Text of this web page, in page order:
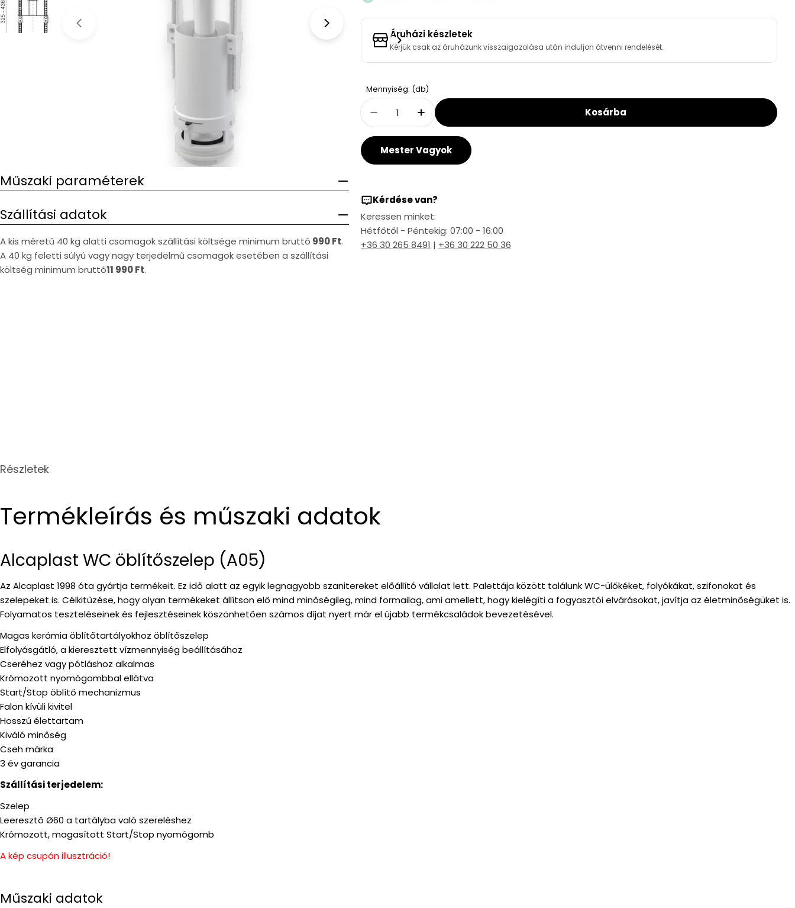
Open media 0 in modal Open media 1 in modal
Műszaki paraméterek
Szállítási adatok
A kis méretű 40 kg alatti csomagok szállítási költsége minimum bruttó 990 Ft.
A 40 kg feletti súlyú vagy nagy terjedelmű csomagok esetében a szállítási
költség minimum bruttó11 990 Ft.
Áruházi készletek
Kérjük csak az áruházunk visszaigazolása után induljon átvenni rendelését.
Mennyiség: (db)
Decrease Quantity For Alcaplast WC Öblítőszelep A05
Increase Quantity For Alcaplast WC Öblítőszelep A05
Kosárba
Mester Vagyok
Kérdése van?
Keressen minket:
Hétfőtől - Péntekig: 07:00 - 16:00
+36 30 265 8491 | +36 30 222 50 36
Részletek
Termékleírás és műszaki adatok
Alcaplast WC öblítőszelep (A05)
Az Alcaplast 1998 óta gyártja termékeit. Ez idő alatt az egyik legnagyobb szanitereket előállító vállalat lett. Palettája között találunk WC-ülőkéket, folyókákat, szifonokat és
szelepeket is. Célkitűzése, hogy olyan termékeket állítson elő mind minőségileg, mind formailag, ami amellett, hogy kielégíti a fogyasztói elvárásokat, javítja az életminőségüket is.
Folyamatos teszteléseinek és fejlesztéseinek köszönhetően számos díjat nyert már el újabb termékcsaládok bevezetésével.
Magas kerámia öblítőtartályokhoz öblítőszelep
Elfolyásgátló, a kieresztett vízmennyiség beállításához
Cseréhez vagy pótláshoz alkalmas
Krómozott nyomógombbal ellátva
Start/Stop öblítő mechanizmus
Falon kívüli kivitel
Hosszú élettartam
Kiváló minőség
Cseh márka
3 év garancia
Szállítási terjedelem:
Szelep
Leeresztő Ø60 a tartályba való szereléshez
Krómozott, magasított Start/Stop nyomógomb
A kép csupán illusztráció!
Műszaki adatok